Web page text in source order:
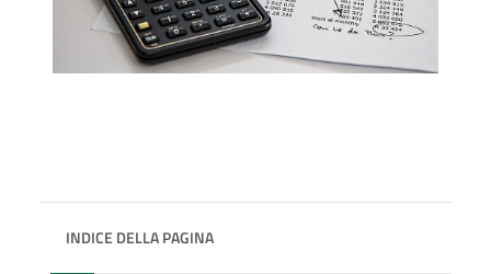
INDICE DELLA PAGINA